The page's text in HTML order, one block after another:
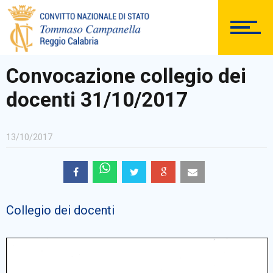
DOCUMENTAZIONE
Comunicazioni Esterne
Convocazione collegio dei
docenti 31/10/2017
13/10/2017
Collegio dei docenti